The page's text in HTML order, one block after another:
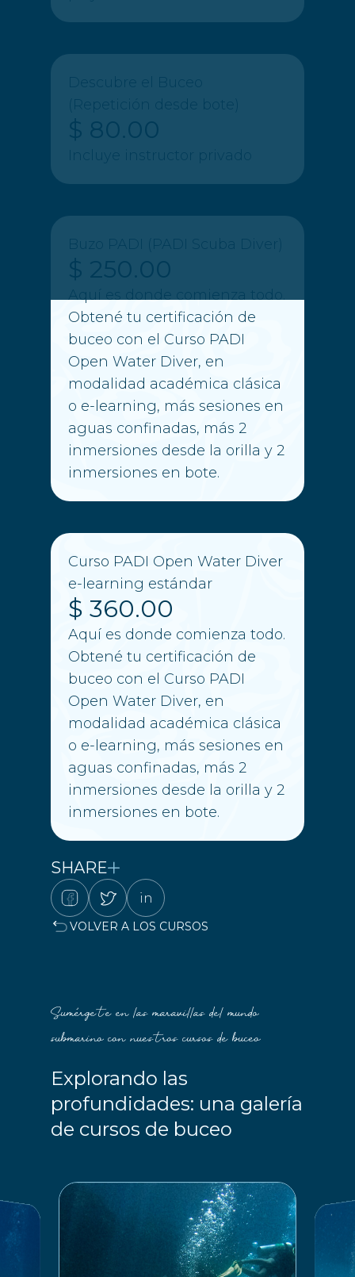
Descubre el Buceo
(Repetición desde bote)
$ 80.00
Incluye instructor privado
Buzo PADI (PADI Scuba Diver)
$ 250.00
Aquí es donde comienza todo.
Obtené tu certificación de
buceo con el Curso PADI
Open Water Diver, en
modalidad académica clásica
o e-learning, más sesiones en
aguas confinadas, más 2
inmersiones desde la orilla y 2
inmersiones en bote.
Curso PADI Open Water Diver
e-learning estándar
$ 360.00
Aquí es donde comienza todo.
Obtené tu certificación de
buceo con el Curso PADI
Open Water Diver, en
modalidad académica clásica
o e-learning, más sesiones en
aguas confinadas, más 2
inmersiones desde la orilla y 2
inmersiones en bote.
SHARE
in
VOLVER A LOS CURSOS
Sumérgete en las maravillas del mundo
submarino con nuestros cursos de buceo
Explorando las
profundidades: una galería
de cursos de buceo